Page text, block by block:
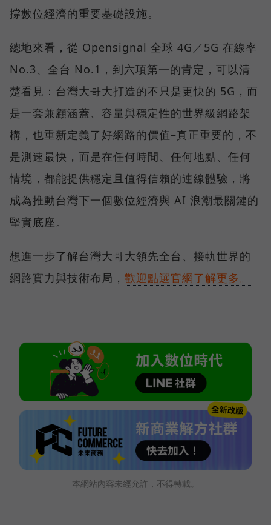
撐數位經濟的重要基礎設施。
總地來看，從 Opensignal 全球 4G／5G 在線率
No.3、全台 No.1，到六項第一的肯定，可以清
楚看見：台灣大哥大打造的不只是更快的 5G，而
是一套兼顧涵蓋、容量與穩定性的世界級網路架
構，也重新定義了好網路的價值–真正重要的，不
是測速最快，而是在任何時間、任何地點、任何
情境，都能提供穩定且值得信賴的連線體驗，將
成為推動台灣下一個數位經濟與 AI 浪潮最關鍵的
堅實底座。
想進一步了解台灣大哥大領先全台、接軌世界的
網路實力與技術布局， 歡迎點選官網了解更多。
本網站內容未經允許，不得轉載。